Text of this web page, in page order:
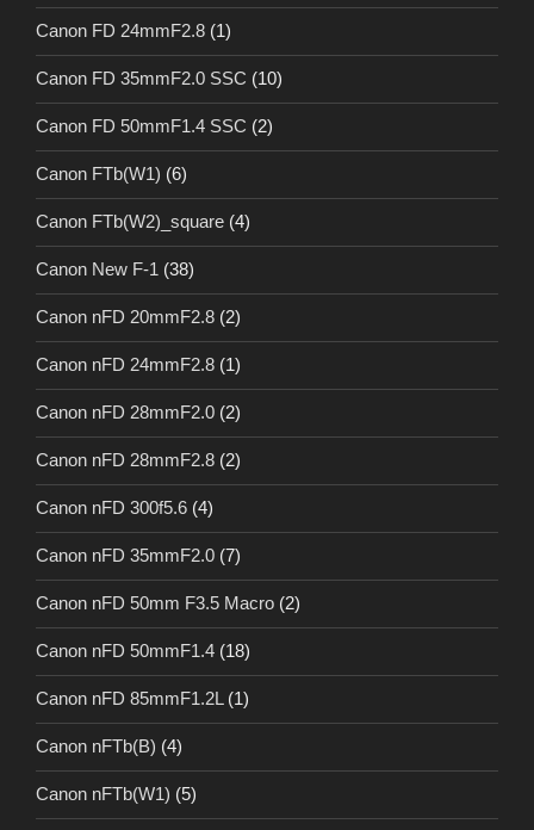
Canon FD 24mmF2.8 (1)
Canon FD 35mmF2.0 SSC (10)
Canon FD 50mmF1.4 SSC (2)
Canon FTb(W1) (6)
Canon FTb(W2)_square (4)
Canon New F-1 (38)
Canon nFD 20mmF2.8 (2)
Canon nFD 24mmF2.8 (1)
Canon nFD 28mmF2.0 (2)
Canon nFD 28mmF2.8 (2)
Canon nFD 300f5.6 (4)
Canon nFD 35mmF2.0 (7)
Canon nFD 50mm F3.5 Macro (2)
Canon nFD 50mmF1.4 (18)
Canon nFD 85mmF1.2L (1)
Canon nFTb(B) (4)
Canon nFTb(W1) (5)